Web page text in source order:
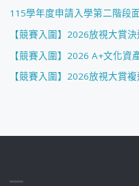
115學年度申請入學第二階段
【競賽入圍】2026放視大賞
【競賽入圍】2026 A+文化資
【競賽入圍】2026放視大賞